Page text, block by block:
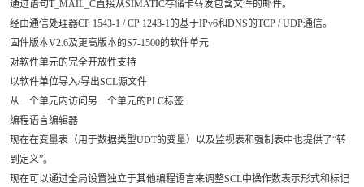
通过语句T_MAIL_C直接从SIMATIC存储卡转发包含文件的邮件。
经由通信处理器CP 1543-1 / CP 1243-1的基于IPv6和DNS的TCP / UDP通信。
固件版本V2.6及更高版本的S7-1500的软件单元
对软件单元的完全开放性支持
以软件单位导入/导出SCL源文件
从一个单元内访问另一个单元的PLC标签
编程语言编辑器
现在在变量表（用于数据类型UDT的变量）以及监视表和强制表中也提供了“转
到定义”。
现在可以通过全局设置独立于其他编程语言来调整SCL中操作数表示形式和标记